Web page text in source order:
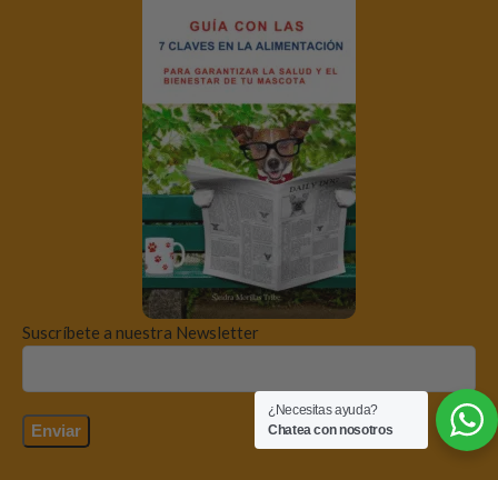
Suscríbete a nuestra Newsletter
¿Necesitas ayuda?
Chatea con nosotros